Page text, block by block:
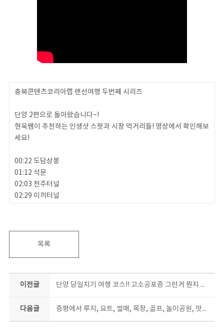
충북콘텐츠코리아랩 랜선여행 두번째 시리즈
단양 2편으로 돌아왔습니다~!
현욱쌤이 추천하는 인생샷 스팟과 시장 먹거리들! 영상에서 확인해보
세요!
00:22 도담상봉
01:12 석문
02:03 천주터널
02:29 이끼터널
[현욱쌤의 #Mukbang 시리즈]
04:27 아이스크림
07:49 스태미나 충전시작
여기서 잠 깐! 현욱쌤의 깜~! 짝! 이벤트!
Q. 충북콘랩의 세번째 랜선여행지는 어느 지역이 될까요?
목록
이전글 단양 당일치기 여행 코스!! 고소공포증 그런거 뭔지 모르는 현욱쌤의 단양 여행 1편!! (패러글라이딩,알파인코스터,스카이워크)
다음글 증평에서 루지, 요트, 썰매, 목장, 골프, 놀이공원, 맛집까지 한번에 즐기는 방법